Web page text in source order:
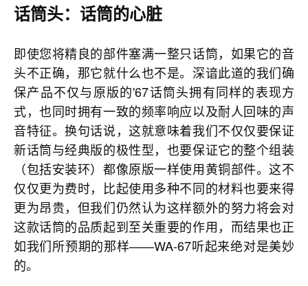
话筒头：话筒的心脏
即使您将精良的部件塞满一整只话筒，如果它的音
头不正确，那它就什么也不是。深谙此道的我们确
保产品不仅与原版的'67话筒头拥有同样的表现方
式，也同时拥有一致的频率响应以及耐人回味的声
音特征。换句话说，这就意味着我们不仅仅要保证
新话筒与经典版的极性型，也要保证它的整个组装
（包括安装环）都像原版一样使用黄铜部件。这不
仅仅更为费时，比起使用多种不同的材料也要来得
更为昂贵，但我们仍然认为这样额外的努力将会对
这款话筒的品质起到至关重要的作用，而结果也正
如我们所预期的那样——WA-67听起来绝对是美妙
的。